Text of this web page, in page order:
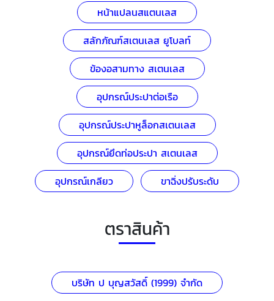
หน้าแปลนสแตนเลส
สลักภัณฑ์สเตนเลส ยูโบลท์
ข้องอสามทาง สเตนเลส
อุปกรณ์ประปาต่อเรือ
อุปกรณ์ประปาหูล็อกสเตนเลส
อุปกรณ์ยึดท่อประปา สเตนเลส
อุปกรณ์เกลียว
ขาฉิ่งปรับระดับ
ตราสินค้า
บริษัท ป บุญสวัสดิ์ (1999) จำกัด